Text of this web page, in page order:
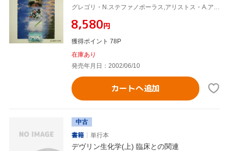
¥8,580円
獲得ポイント 78P
在庫あり
発売年月日：2002/06/10
カートへ追加
中古
書籍
単行本
デヴリン生化学(上) 臨床との関連